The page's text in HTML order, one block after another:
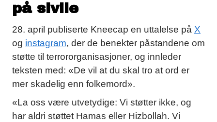
på sivile
28. april publiserte Kneecap en uttalelse på X
og instagram, der de benekter påstandene om
støtte til terrororganisasjoner, og innleder
teksten med: «De vil at du skal tro at ord er
mer skadelig enn folkemord».
«La oss være utvetydige: Vi støtter ikke, og
har aldri støttet Hamas eller Hizbollah. Vi